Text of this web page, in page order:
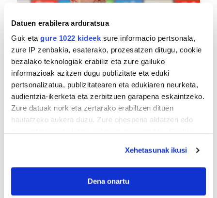
Datuen erabilera arduratsua
Guk eta gure 1022 kideek sure informacio pertsonala,
zure IP zenbakia, esaterako, prozesatzen ditugu, cookie
bezalako teknologiak erabiliz eta zure gailuko
informazioak azitzen dugu publizitate eta eduki
pertsonalizatua, publizitatearen eta edukiaren neurketa,
audientzia-ikerketa eta zerbitzuen garapena eskaintzeko.
Zure datuak nork eta zertarako erabiltzen dituen
hautatzeko aukera duzu. Zure onespena aldatzen edo
If you allow, we would also like to:
Collect information about your geographical
Xehetasunak ikusi
Dena onartu
TXIRRINDULARITZA
«Entrenatzen duzun bideetan lehiatzeak
gehiago motibatzen zaitu»